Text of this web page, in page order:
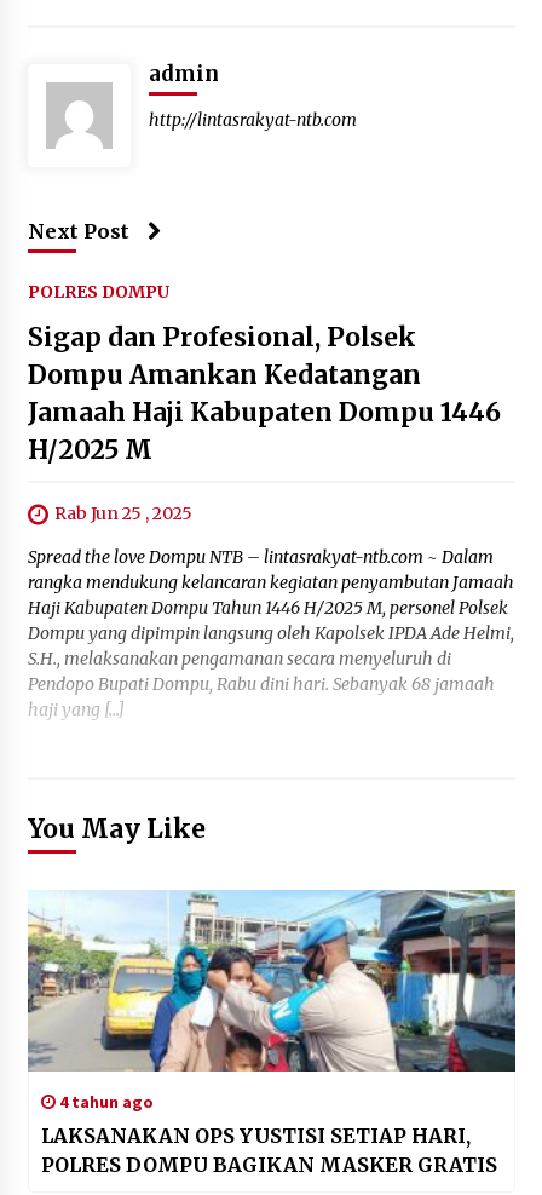
admin
http://lintasrakyat-ntb.com
Next Post
POLRES DOMPU
Sigap dan Profesional, Polsek
Dompu Amankan Kedatangan
Jamaah Haji Kabupaten Dompu 1446
H/2025 M
Rab Jun 25 , 2025
Spread the love Dompu NTB – lintasrakyat-ntb.com ~ Dalam
rangka mendukung kelancaran kegiatan penyambutan Jamaah
Haji Kabupaten Dompu Tahun 1446 H/2025 M, personel Polsek
Dompu yang dipimpin langsung oleh Kapolsek IPDA Ade Helmi,
S.H., melaksanakan pengamanan secara menyeluruh di
Pendopo Bupati Dompu, Rabu dini hari. Sebanyak 68 jamaah
haji yang […]
You May Like
4 tahun ago
LAKSANAKAN OPS YUSTISI SETIAP HARI,
POLRES DOMPU BAGIKAN MASKER GRATIS